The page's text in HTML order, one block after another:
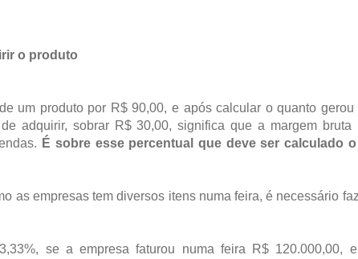
o produto
um produto por R$ 90,00, e após calcular o quanto gerou
adquirir, sobrar R$ 30,00, significa que a margem
É sobre esse percentual que deve ser calculado
as empresas tem diversos itens numa feira, é necessário
se a empresa faturou numa feira R$ 120.000,00,